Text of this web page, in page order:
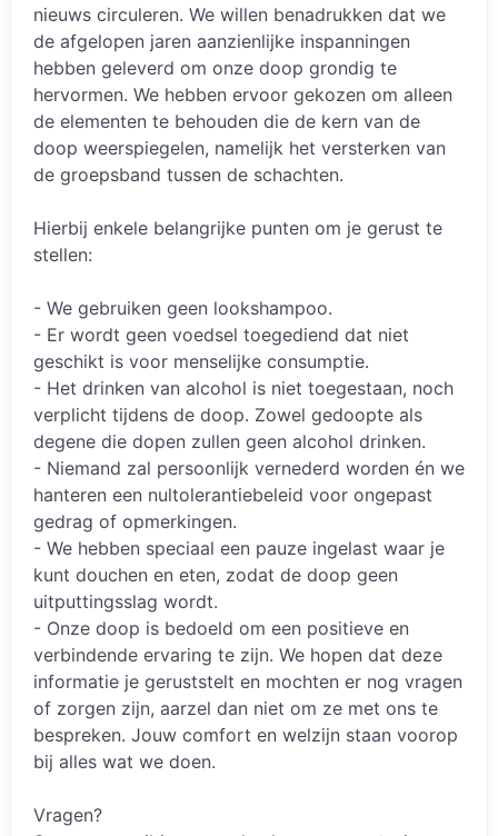
nieuws circuleren. We willen benadrukken dat we
de afgelopen jaren aanzienlijke inspanningen
hebben geleverd om onze doop grondig te
hervormen. We hebben ervoor gekozen om alleen
de elementen te behouden die de kern van de
doop weerspiegelen, namelijk het versterken van
de groepsband tussen de schachten.
Hierbij enkele belangrijke punten om je gerust te
stellen:
- We gebruiken geen lookshampoo.
- Er wordt geen voedsel toegediend dat niet
geschikt is voor menselijke consumptie.
- Het drinken van alcohol is niet toegestaan, noch
verplicht tijdens de doop. Zowel gedoopte als
degene die dopen zullen geen alcohol drinken.
- Niemand zal persoonlijk vernederd worden én we
hanteren een nultolerantiebeleid voor ongepast
gedrag of opmerkingen.
- We hebben speciaal een pauze ingelast waar je
kunt douchen en eten, zodat de doop geen
uitputtingsslag wordt.
- Onze doop is bedoeld om een positieve en
verbindende ervaring te zijn. We hopen dat deze
informatie je geruststelt en mochten er nog vragen
of zorgen zijn, aarzel dan niet om ze met ons te
bespreken. Jouw comfort en welzijn staan voorop
bij alles wat we doen.
Vragen?